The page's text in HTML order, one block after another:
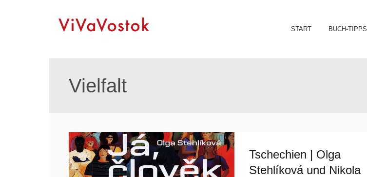
START BUCH-TIPPS
Vielfalt
Tschechien | Olga
Stehlíková und Nikola